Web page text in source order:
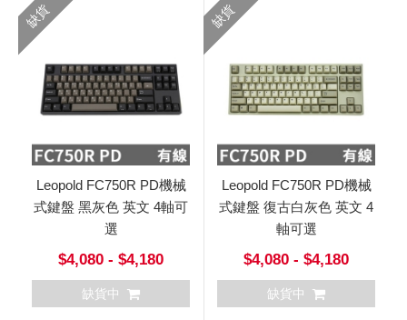
缺貨
Leopold FC750R PD機械
式鍵盤 黑灰色 英文 4軸可
選
$4,080 - $4,180
缺貨中
缺貨
Leopold FC750R PD機械
式鍵盤 復古白灰色 英文 4
軸可選
$4,080 - $4,180
缺貨中